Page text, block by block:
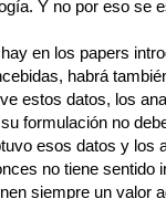
Y no por eso se
en los papers
habrá
estos datos, los
formulación no
esos datos y los
no tiene sentido
siempre un valor